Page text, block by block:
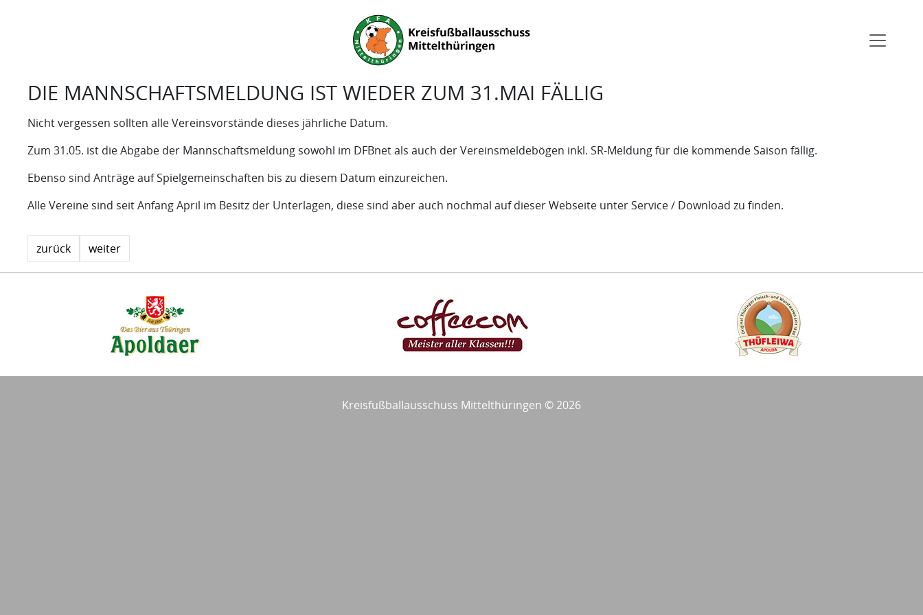
DIE MANNSCHAFTSMELDUNG IST WIEDER ZUM 31.MAI FÄLLIG
Nicht vergessen sollten alle Vereinsvorstände dieses jährliche Datum.
Zum 31.05. ist die Abgabe der Mannschaftsmeldung sowohl im DFBnet als auch der Vereinsmeldebögen inkl. SR-Meldung für die kommende Saison fällig.
Ebenso sind Anträge auf Spielgemeinschaften bis zu diesem Datum einzureichen.
Alle Vereine sind seit Anfang April im Besitz der Unterlagen, diese sind aber auch nochmal auf dieser Webseite unter Service / Download zu finden.
zurück weiter
Kreisfußballausschuss Mittelthüringen © 2026